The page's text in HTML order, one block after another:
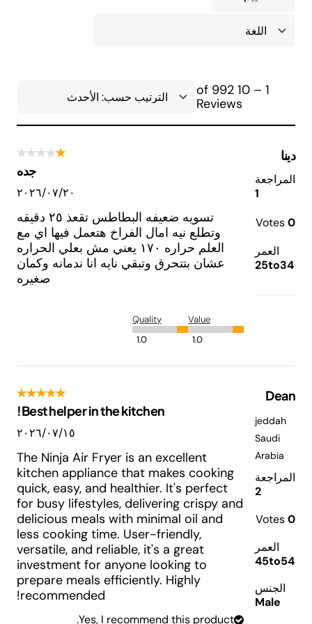
1 – 10 of 992
Reviews
دينا
المراجعة
1
Votes0
العمر
25to34
جده
٢٠‏/٠٧‏/٢٠٢٦
تسويه ضعيفه البطاطس تقعذ ٢٥ دقيقه
وتطلع نيه امال الفراخ هتعمل فيها اي مع
العلم حراره ١٧٠ يعني مش بعلي الحراره
عشان بتتحرق وتبقي نايه انا ندمانه وكمان
صغيره
Value
1.0
Quality
1.0
Dean
jeddah
Saudi
Arabia
المراجعة
2
Votes0
العمر
45to54
الجنس
Male
Best helper in the kitchen!
١٥‏/٠٧‏/٢٠٢٦
The Ninja Air Fryer is an excellent
kitchen appliance that makes cooking
quick, easy, and healthier. It's perfect
for busy lifestyles, delivering crispy and
delicious meals with minimal oil and
less cooking time. User-friendly,
versatile, and reliable, it's a great
investment for anyone looking to
prepare meals efficiently. Highly
recommended!
Yes, I recommend this product.